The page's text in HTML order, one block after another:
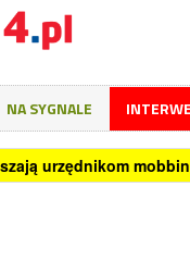
NA SYGNALE
urzędnikom